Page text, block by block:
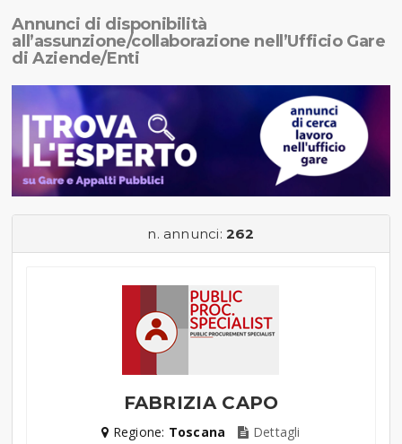
Annunci di disponibilità
all’assunzione/collaborazione nell’Ufficio Gare
di Aziende/Enti
n. annunci: 262
FABRIZIA CAPO
Regione: Toscana Dettagli